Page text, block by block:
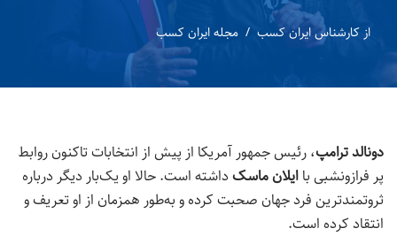
از کارشناس ایران کسب مجله ایران کسب
دونالد ترامپ، رئیس جمهور آمریکا از پیش از انتخابات تاکنون روابط
پر فرازونشبی با ایلان ماسک داشته است. حالا او یک‌بار دیگر درباره
ثروتمندترین فرد جهان صحبت کرده و به‌طور همزمان از او تعریف و
انتقاد کرده است.